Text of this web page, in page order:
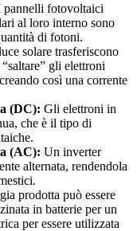
pannelli fotovoltaici
al loro interno sono
di fotoni.
solare trasferiscono
gli elettroni
così una corrente
(DC): Gli elettroni in
che è il tipo di
(AC): Un inverter
alternata, rendendola
prodotta può essere
in batterie per un
per essere utilizzata